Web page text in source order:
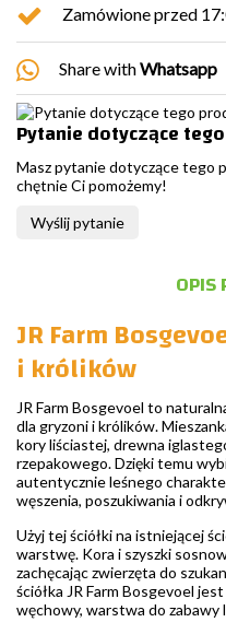
Zamówione przed
Share withWhatsapp
Pytanie dotyczące
Masz pytanie dotyczące tego
chętnie Ci pomożemy!
Wyślij pytanie
OPIS
JR Farm
i królików
JR Farm Bosgevoel to
dla gryzoni i królików.
kory liściastej, drewna
rzepakowego. Dzięki temu
autentycznie leśnego
węszenia, poszukiwania i
Użyj tej ściółki na istniejącej
warstwę. Kora i szyszki
zachęcając zwierzęta do
ściółka JR Farm Bosgevoel
węchowy, warstwa do zabawy